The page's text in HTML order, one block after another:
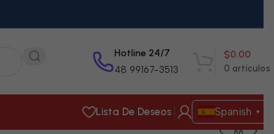
Hotline 24/7
48 99167-3513 0 artículos
$0.00
Lista De Deseos Spanish ▼